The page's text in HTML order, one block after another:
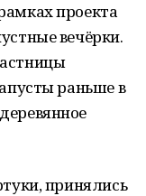
проекта
вечёрки.
раньше в
принялись